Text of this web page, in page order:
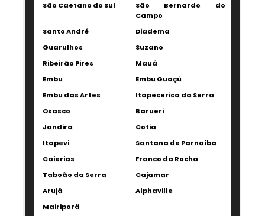
São Caetano do Sul
São Bernardo do
Campo
Santo André
Diadema
Guarulhos
Suzano
Ribeirão Pires
Mauá
Embu
Embu Guaçú
Embu das Artes
Itapecerica da Serra
Osasco
Barueri
Jandira
Cotia
Itapevi
Santana de Parnaíba
Caierias
Franco da Rocha
Taboão da Serra
Cajamar
Arujá
Alphaville
Mairiporã